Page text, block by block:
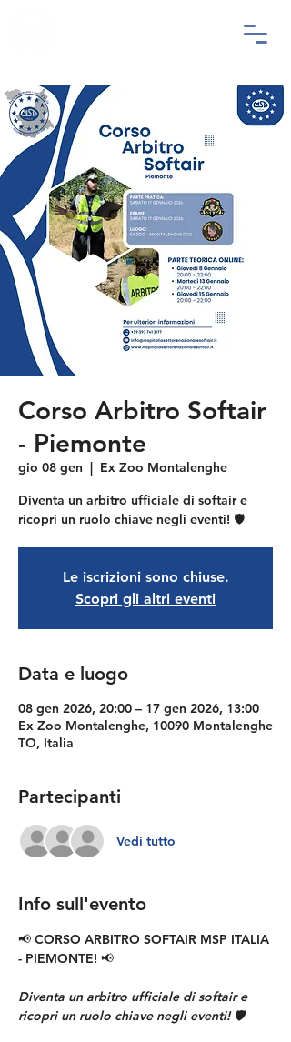
Corso Arbitro Softair
- Piemonte
gio 08 gen
  |
Ex Zoo Montalenghe
Diventa un arbitro ufficiale di softair e
ricopri un ruolo chiave negli eventi! 🛡️
Le iscrizioni sono chiuse.
Scopri gli altri eventi
Data e luogo
08 gen 2026, 20:00 – 17 gen 2026, 13:00
Ex Zoo Montalenghe, 10090 Montalenghe
TO, Italia
Partecipanti
Vedi tutto
Info sull'evento
📢 CORSO ARBITRO SOFTAIR MSP ITALIA
- PIEMONTE! 📢
Diventa un arbitro ufficiale di softair e
ricopri un ruolo chiave negli eventi! 🛡️